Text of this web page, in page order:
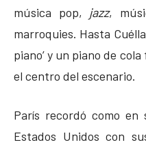
música pop, jazz,
marroquies. Hasta
piano’ y un piano de
el centro del escenario.
París recordó como
Estados Unidos con